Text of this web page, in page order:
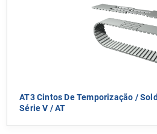
AT3 Cintos De Temporização /
Série V / AT